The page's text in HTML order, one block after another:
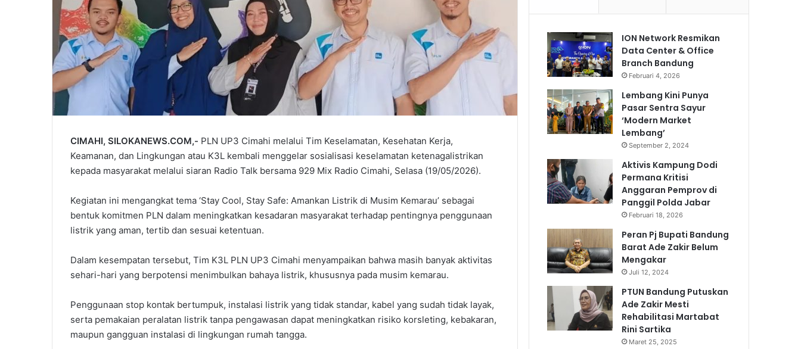
CIMAHI, SILOKANEWS.COM,- PLN UP3 Cimahi melalui Tim Keselamatan, Kesehatan Kerja,
Keamanan, dan Lingkungan atau K3L kembali menggelar sosialisasi keselamatan ketenagalistrikan
kepada masyarakat melalui siaran Radio Talk bersama 929 Mix Radio Cimahi, Selasa (19/05/2026).
Kegiatan ini mengangkat tema ‘Stay Cool, Stay Safe: Amankan Listrik di Musim Kemarau’ sebagai
bentuk komitmen PLN dalam meningkatkan kesadaran masyarakat terhadap pentingnya penggunaan
listrik yang aman, tertib dan sesuai ketentuan.
Dalam kesempatan tersebut, Tim K3L PLN UP3 Cimahi menyampaikan bahwa masih banyak aktivitas
sehari-hari yang berpotensi menimbulkan bahaya listrik, khususnya pada musim kemarau.
Penggunaan stop kontak bertumpuk, instalasi listrik yang tidak standar, kabel yang sudah tidak layak,
serta pemakaian peralatan listrik tanpa pengawasan dapat meningkatkan risiko korsleting, kebakaran,
maupun gangguan instalasi di lingkungan rumah tangga.
ION Network Resmikan
Data Center & Office
Branch Bandung
Februari 4, 2026
Lembang Kini Punya
Pasar Sentra Sayur
‘Modern Market
Lembang’
September 2, 2024
Aktivis Kampung Dodi
Permana Kritisi
Anggaran Pemprov di
Panggil Polda Jabar
Februari 18, 2026
Peran Pj Bupati Bandung
Barat Ade Zakir Belum
Mengakar
Juli 12, 2024
PTUN Bandung Putuskan
Ade Zakir Mesti
Rehabilitasi Martabat
Rini Sartika
Maret 25, 2025